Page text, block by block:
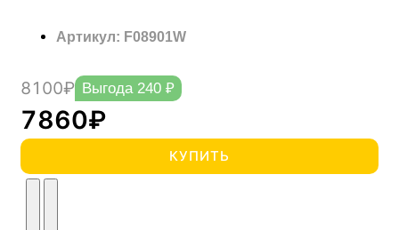
Артикул: F08901W
8100₽ Выгода 240 ₽
7860₽
КУПИТЬ